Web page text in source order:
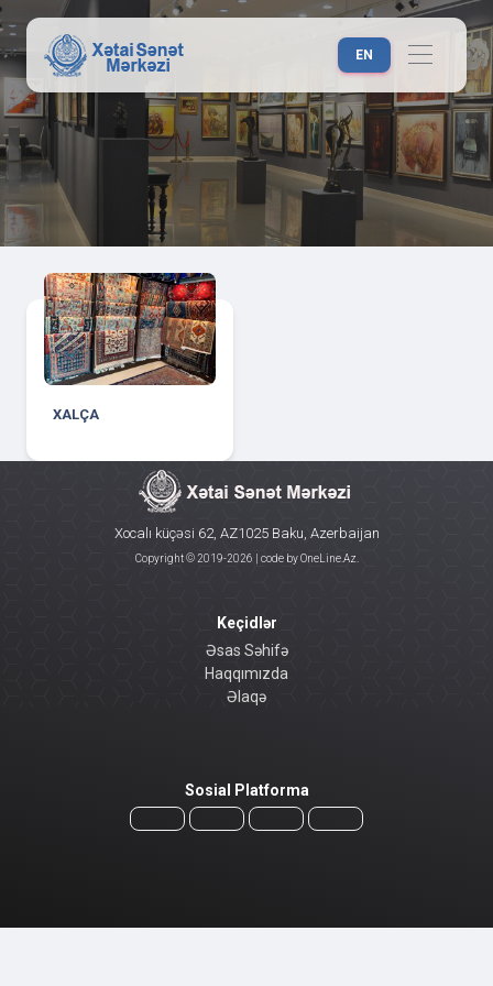
EN
XALÇA
Xocalı küçəsi 62, AZ1025 Baku, Azerbaijan
Copyright © 2019-2026 | code byOneLine.Az
Keçidlər
Əsas Səhifə
Haqqımızda
Əlaqə
Sosial Platforma